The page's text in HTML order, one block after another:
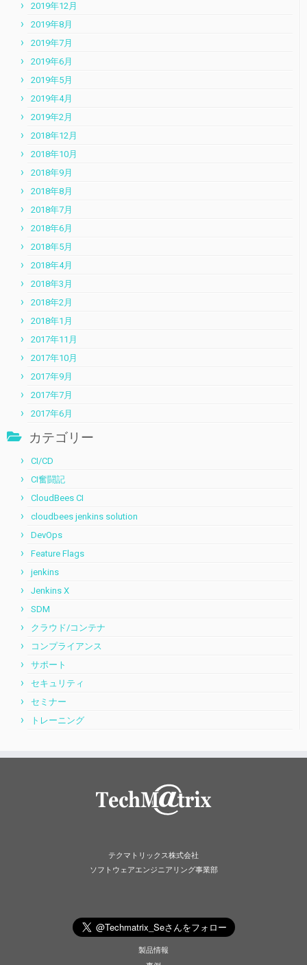
2019年12月
2019年8月
2019年7月
2019年6月
2019年5月
2019年4月
2019年2月
2018年12月
2018年10月
2018年9月
2018年8月
2018年7月
2018年6月
2018年5月
2018年4月
2018年3月
2018年2月
2018年1月
2017年11月
2017年10月
2017年9月
2017年7月
2017年6月
カテゴリー
CI/CD
CI奮闘記
CloudBees CI
cloudbees jenkins solution
DevOps
Feature Flags
jenkins
Jenkins X
SDM
クラウド/コンテナ
コンプライアンス
サポート
セキュリティ
セミナー
トレーニング
テクマトリックス株式会社
ソフトウェアエンジニアリング事業部
製品情報